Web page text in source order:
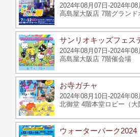
2024年08月07日-2024年08
高島屋大阪店 7階グランド
サンリオキッズフェス
2024年08月07日-2024年08
高島屋大阪店 7階催会場
お寺ガチャ
2024年08月10日-2024年08
北御堂 4階本堂ロビー（大
ウォーターパーク2024